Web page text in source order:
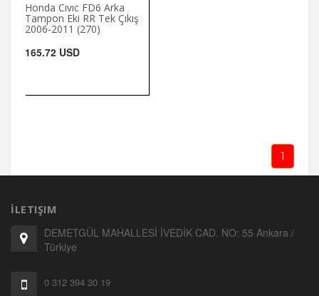
Honda Cıvıc FD6 Arka
Tampon Eki RR Tek Çıkış
2006-2011 (270)
165.72 USD
1
İLETIŞIM
DEMETGÜL MAHALLESİ İVEDİK CAD. NO: 55 Ankara /
Türkiye
0 312 394 30 19